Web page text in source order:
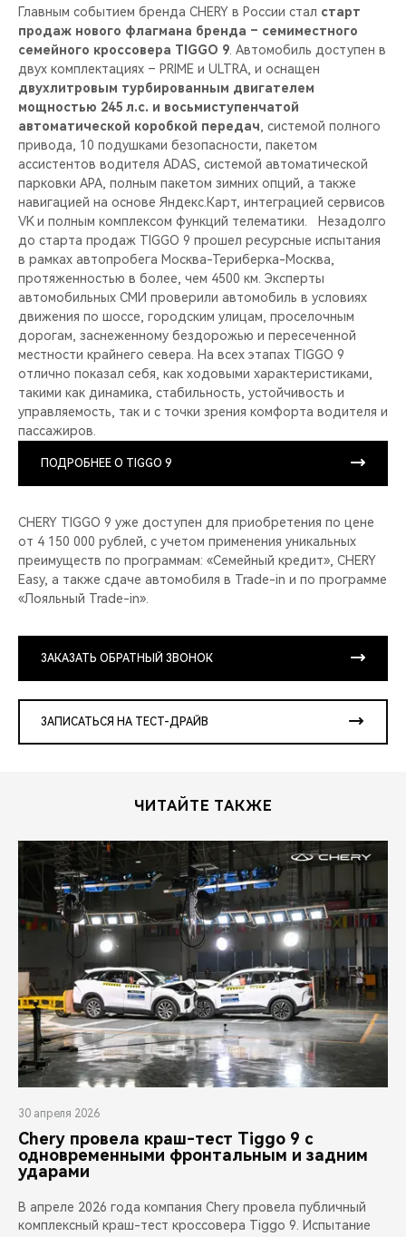
Главным событием бренда CHERY в России стал старт
продаж нового флагмана бренда – семиместного
семейного кроссовера TIGGO 9 . Автомобиль доступен в
двух комплектациях – PRIME и ULTRA, и оснащен
двухлитровым турбированным двигателем
мощностью 245 л.с. и восьмиступенчатой
автоматической коробкой передач , системой полного
привода, 10 подушками безопасности, пакетом
ассистентов водителя ADAS, системой автоматической
парковки APA, полным пакетом зимних опций, а также
навигацией на основе Яндекс.Карт, интеграцией сервисов
VK и полным комплексом функций телематики. Незадолго
до старта продаж TIGGO 9 прошел ресурсные испытания
в рамках автопробега Москва-Териберка-Москва,
протяженностью в более, чем 4500 км. Эксперты
автомобильных СМИ проверили автомобиль в условиях
движения по шоссе, городским улицам, проселочным
дорогам, заснеженному бездорожью и пересеченной
местности крайнего севера. На всех этапах TIGGO 9
отлично показал себя, как ходовыми характеристиками,
такими как динамика, стабильность, устойчивость и
управляемость, так и с точки зрения комфорта водителя и
пассажиров.
ПОДРОБНЕЕ О TIGGO 9
CHERY TIGGO 9 уже доступен для приобретения по цене
от 4 150 000 рублей, с учетом применения уникальных
преимуществ по программам: «Семейный кредит», CHERY
Easy, а также сдаче автомобиля в Trade-in и по программе
«Лояльный Trade-in».
ЗАКАЗАТЬ ОБРАТНЫЙ ЗВОНОК
ЗАПИСАТЬСЯ НА ТЕСТ-ДРАЙВ
ЧИТАЙТЕ ТАКЖЕ
30 апреля 2026
Chery провела краш-тест Tiggo 9 с
одновременными фронтальным и задним
ударами
В апреле 2026 года компания Chery провела публичный
комплексный краш-тест кроссовера Tiggo 9. Испытание